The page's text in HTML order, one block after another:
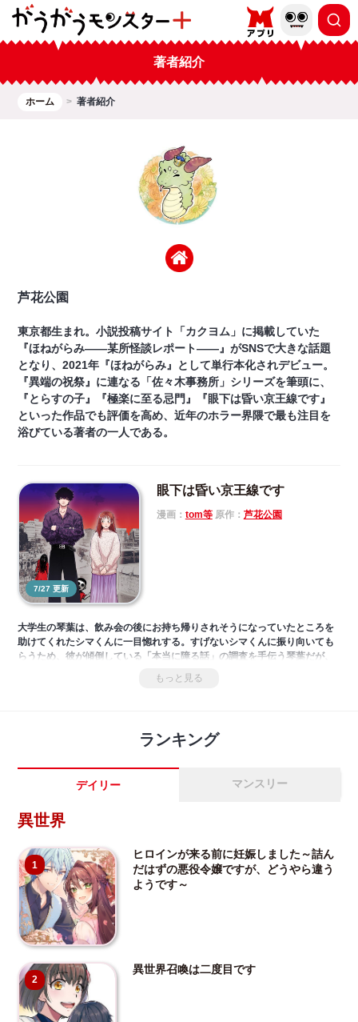
著者紹介
ホーム 著者紹介
芦花公園
東京都生まれ。小説投稿サイト「カクヨム」に掲載していた
『ほねがらみ――某所怪談レポート――』がSNSで大きな話題
となり、2021年『ほねがらみ』として単行本化されデビュー。
『異端の祝祭』に連なる「佐々木事務所」シリーズを筆頭に、
『とらすの子』『極楽に至る忌門』『眼下は昏い京王線です』
といった作品でも評価を高め、近年のホラー界隈で最も注目を
浴びている著者の一人である。
7/27 更新
眼下は昏い京王線です
漫画： tom等原作： 芦花公園
大学生の琴葉は、飲み会の後にお持ち帰りされそうになっていたところを
助けてくれたシマくんに一目惚れする。すげないシマくんに振り向いても
らうため、彼が傾倒している「本当に障る話」の調査を手伝う琴葉だが、
どうやら琴葉は霊や怪異を寄せる体質らしく、いつも命の危険があるよう
な危険な目に遭ってしまい――!?
もっと見る
ランキング
デイリー マンスリー
異世界
1
ヒロインが来る前に妊娠しました～詰ん
だはずの悪役令嬢ですが、どうやら違う
ようです～
2
異世界召喚は二度目です